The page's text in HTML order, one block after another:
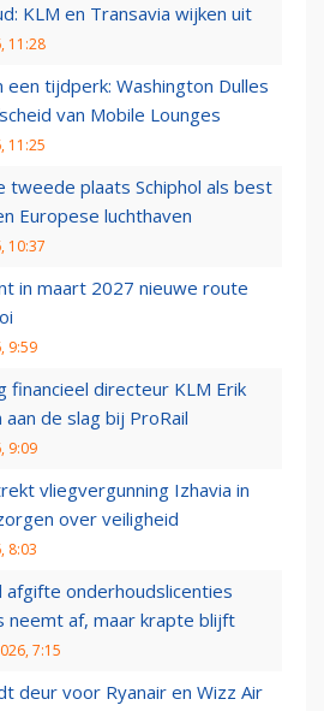
KLM en Transavia wijken uit
11:28
een tijdperk: Washington Dulles
van Mobile Lounges
11:25
tweede plaats Schiphol als best
Europese luchthaven
10:37
in maart 2027 nieuwe route
9:59
financieel directeur KLM Erik
aan de slag bij ProRail
9:09
vliegvergunning Izhavia in
over veiligheid
8:03
afgifte onderhoudslicenties
neemt af, maar krapte blijft
7:15
deur voor Ryanair en Wizz Air